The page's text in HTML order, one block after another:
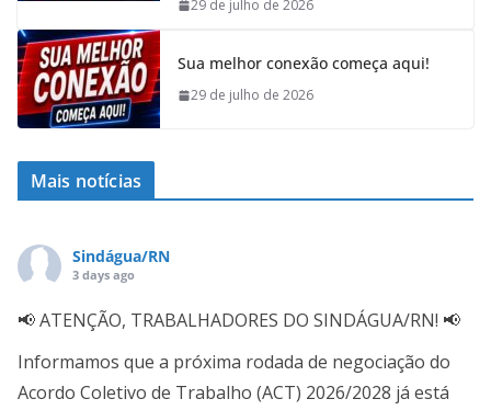
29 de julho de 2026
Sua melhor conexão começa aqui!
29 de julho de 2026
Mais notícias
Sindágua/RN
3 days ago
📢 ATENÇÃO, TRABALHADORES DO SINDÁGUA/RN! 📢
Informamos que a próxima rodada de negociação do
Acordo Coletivo de Trabalho (ACT) 2026/2028 já está